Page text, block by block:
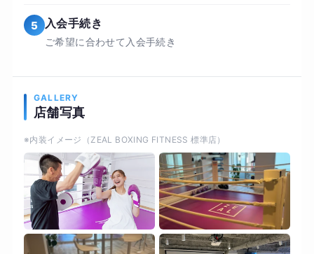
5 入会手続き
ご希望に合わせて入会手続き
GALLERY
店舗写真
※内装イメージ（ZEAL BOXING FITNESS 標準店）